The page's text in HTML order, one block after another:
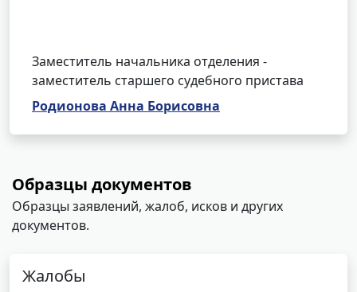
Заместитель начальника отделения -
заместитель старшего судебного пристава
Родионова Анна Борисовна
Образцы документов
Образцы заявлений, жалоб, исков и других
документов.
Жалобы